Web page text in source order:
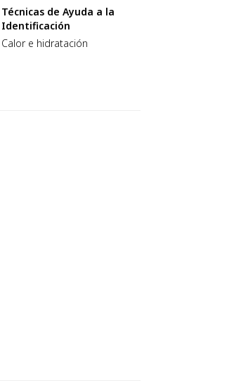
Técnicas de Ayuda a la
Identificación
Calor e hidratación